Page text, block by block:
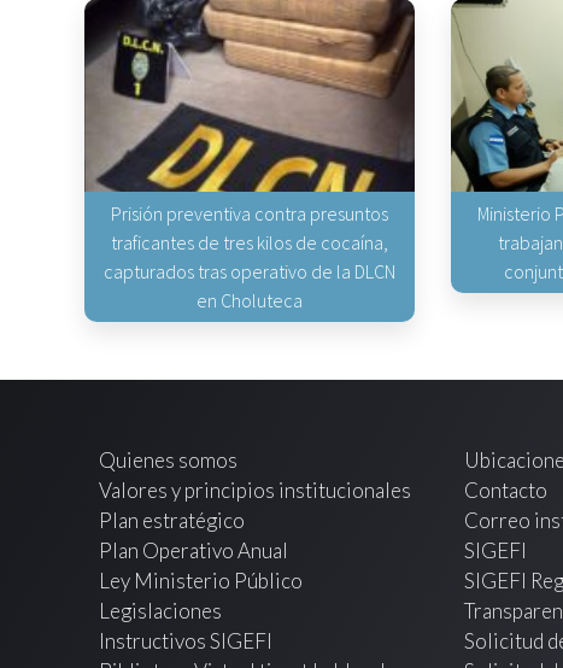
Prisión preventiva contra presuntos
traficantes de tres kilos de cocaína,
capturados tras operativo de la DLCN
en Choluteca
Ministerio
Quienes somos
Valores y principios institucionales
Plan estratégico
Plan Operativo Anual
Ley Ministerio Público
Legislaciones
Instructivos SIGEFI
Contacto
Correo
SIGEFI
SIGEFI
Solicitud